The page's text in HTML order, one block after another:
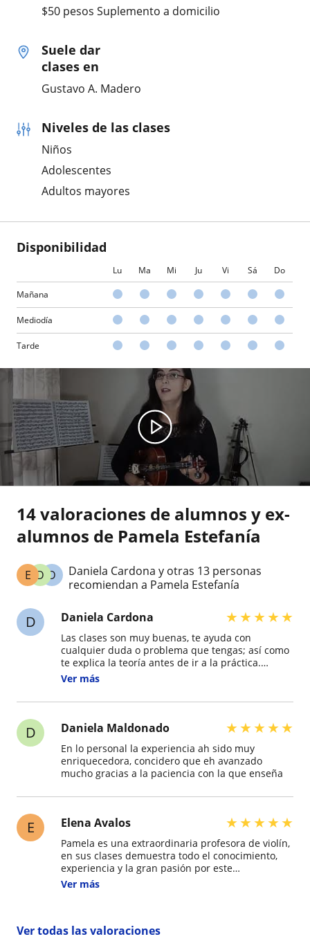
$50 pesos Suplemento a domicilio
Suele dar
clases en
Gustavo A. Madero
Niveles de las clases
Niños
Adolescentes
Adultos mayores
Disponibilidad
Lu Ma Mi Ju Vi Sá Do
Mañana
Mediodía
Tarde
14 valoraciones de alumnos y ex-
alumnos de Pamela Estefanía
D
D
E
Daniela Cardona y otras 13 personas
recomiendan a Pamela Estefanía
D Daniela Cardona ★★★★★
Las clases son muy buenas, te ayuda con
cualquier duda o problema que tengas; así como
te explica la teoría antes de ir a la práctica.
También es muy flexible en cuanto horarios, por
que se adapte a tu rutina.
Ver más
D Daniela Maldonado ★★★★★
En lo personal la experiencia ah sido muy
enriquecedora, concidero que eh avanzado
mucho gracias a la paciencia con la que enseña
E Elena Avalos ★★★★★
Pamela es una extraordinaria profesora de violín,
en sus clases demuestra todo el conocimiento,
experiencia y la gran pasión por este
instrumento; además de tener un excelente trato,
así como solfeo, escalas, afinación, teoría musical
Ver más
Ver todas las valoraciones